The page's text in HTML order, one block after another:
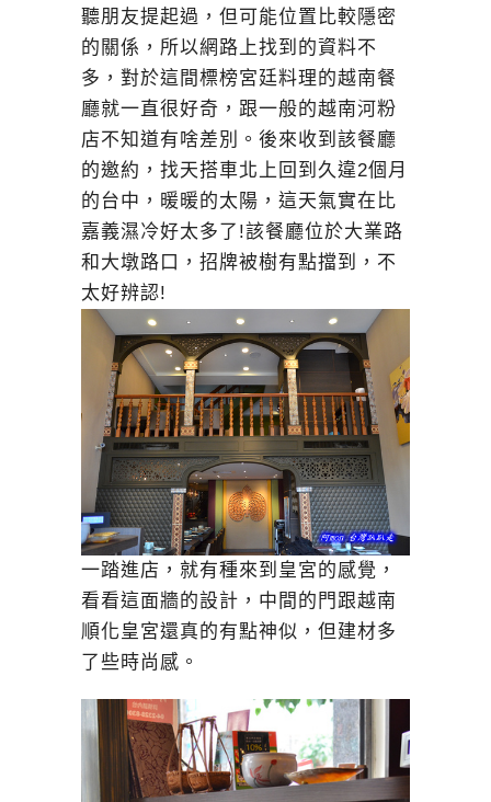
聽朋友提起過，但可能位置比較隱密
的關係，所以網路上找到的資料不
多，對於這間標榜宮廷料理的越南餐
廳就一直很好奇，跟一般的越南河粉
店不知道有啥差別。後來收到該餐廳
的邀約，找天搭車北上回到久違2個月
的台中，暖暖的太陽，這天氣實在比
嘉義濕冷好太多了!該餐廳位於大業路
和大墩路口，招牌被樹有點擋到，不
太好辨認!
一踏進店，就有種來到皇宮的感覺，
看看這面牆的設計，中間的門跟越南
順化皇宮還真的有點神似，但建材多
了些時尚感。